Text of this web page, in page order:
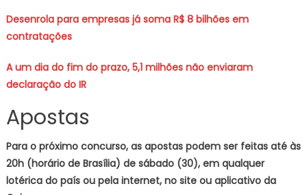
Desenrola para empresas já soma R$ 8 bilhões em
contratações
A um dia do fim do prazo, 5,1 milhões não enviaram
declaração do IR
Apostas
Para o próximo concurso, as apostas podem ser feitas até às
20h (horário de Brasília) de sábado (30), em qualquer
lotérica do país ou pela internet, no site ou aplicativo da